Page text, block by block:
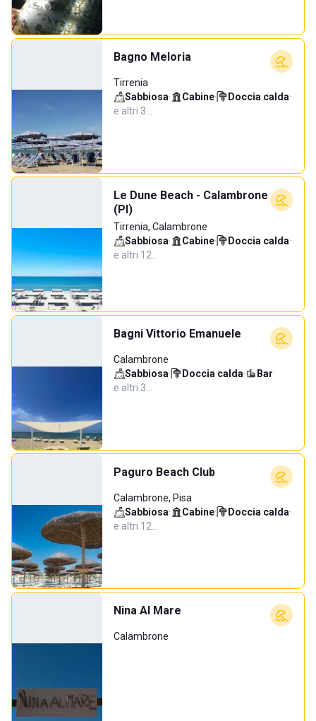
Bagno Meloria
Tirrenia
Sabbiosa· Cabine· Doccia calda·
e altri 3…
Le Dune Beach - Calambrone
(PI)
Tirrenia, Calambrone
Sabbiosa· Cabine· Doccia calda·
e altri 12…
Bagni Vittorio Emanuele
Calambrone
Sabbiosa· Doccia calda· Bar·
e altri 3…
Paguro Beach Club
Calambrone, Pisa
Sabbiosa· Cabine· Doccia calda·
e altri 12…
Nina Al Mare
Calambrone